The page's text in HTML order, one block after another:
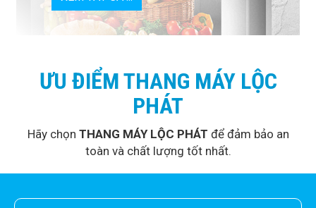
ƯU ĐIỂM THANG MÁY LỘC
PHÁT
Hãy chọn THANG MÁY LỘC PHÁT để đảm bảo an
toàn và chất lượng tốt nhất.